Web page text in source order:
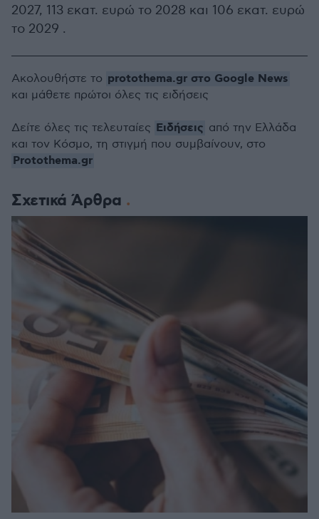
2027, 113 εκατ. ευρώ το 2028 και 106 εκατ. ευρώ
το 2029 .
Σχετικά Άρθρα
Ακολουθήστε το protothema.gr στο Google News
και μάθετε πρώτοι όλες τις ειδήσεις
Δείτε όλες τις τελευταίες Ειδήσεις από την Ελλάδα
και τον Κόσμο, τη στιγμή που συμβαίνουν, στο
Protothema.gr